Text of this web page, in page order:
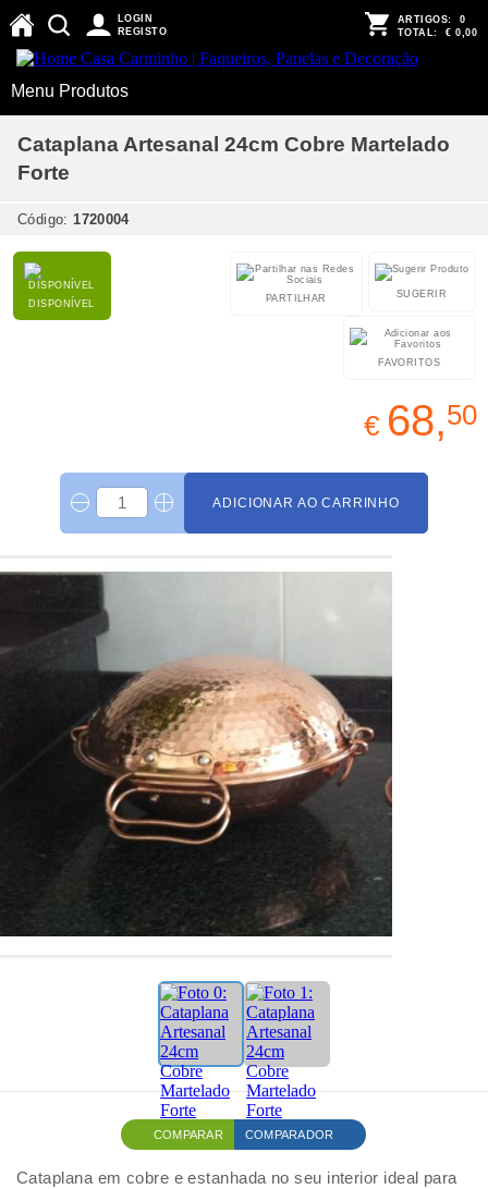
LOGIN
REGISTO
ARTIGOS: 0
TOTAL: € 0,00
Menu Produtos
Cataplana Artesanal 24cm Cobre Martelado
Forte
Código:1720004
DISPONÍVEL
SUGERIR
PARTILHAR
FAVORITOS
€ 68,50
ADICIONAR AO CARRINHO
COMPARAR COMPARADOR
Cataplana em cobre e estanhada no seu interior ideal para